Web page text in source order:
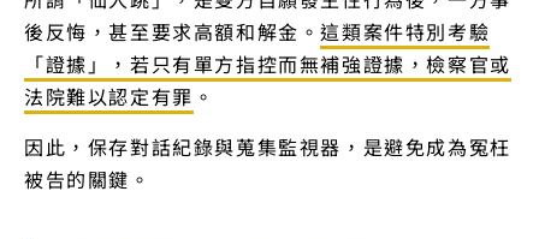
後反悔，甚至要求高額和解金。這類案件特別考驗
「證據」，若只有單方指控而無補強證據，檢察官或
法院難以認定有罪 。
因此，保存對話紀錄與蒐集監視器，是避免成為冤枉
被告的關鍵。